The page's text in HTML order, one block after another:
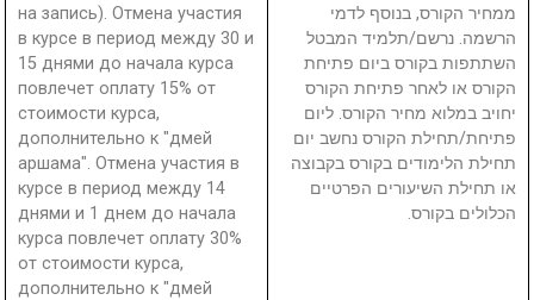
на запись). Отмена участия
в курсе в период между 30 и
15 днями до начала курса
повлечет оплату 15% от
стоимости курса,
дополнительно к "дмей
аршама". Отмена участия в
курсе в период между 14
днями и 1 днем до начала
курса повлечет оплату 30%
от стоимости курса,
дополнительно к "дмей
ממחיר הקורס, בנוסף לדמי
הרשמה. נרשם/תלמיד המבטל
השתתפות בקורס ביום פתיחת
הקורס או לאחר פתיחת הקורס
יחויב במלוא מחיר הקורס. ליום
פתיחת/תחילת הקורס נחשב יום
תחילת הלימודים בקורס בקבוצה
או תחילת השיעורים הפרטיים
הכלולים בקורס.